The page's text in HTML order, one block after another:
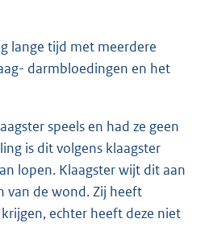
lange tijd met meerdere
darmbloedingen en het
speels en had ze geen
is dit volgens klaagster
lopen. Klaagster wijt dit aan
van de wond. Zij heeft
echter heeft deze niet